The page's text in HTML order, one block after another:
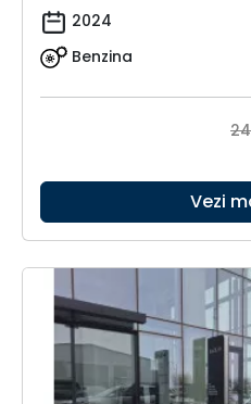
2024
Benzina
Vezi